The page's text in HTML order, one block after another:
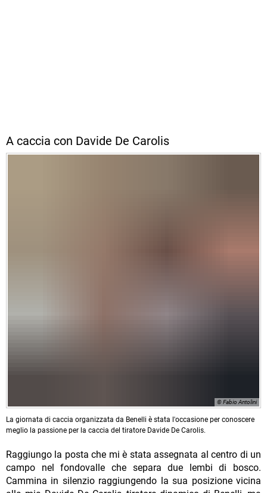
A caccia con Davide De Carolis
© Fabio Antolini
La giornata di caccia organizzata da Benelli è stata l'occasione per conoscere
meglio la passione per la caccia del tiratore Davide De Carolis.
Raggiungo la posta che mi è stata assegnata al centro di un
campo nel fondovalle che separa due lembi di bosco.
Cammina in silenzio raggiungendo la sua posizione vicina